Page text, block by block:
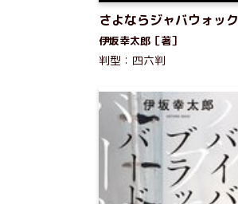
さよならジャバウォック
伊坂幸太郎［著］
判型：四六判